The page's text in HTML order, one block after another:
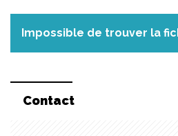
Impossible de trouver la
Contact